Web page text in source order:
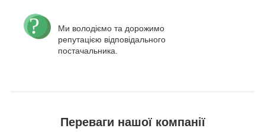
Ми володіємо та дорожимо
репутацією відповідального
постачальника.
Переваги нашої компанії